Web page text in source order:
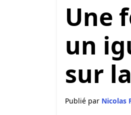
Une
un
sur
Publié par Nicolas